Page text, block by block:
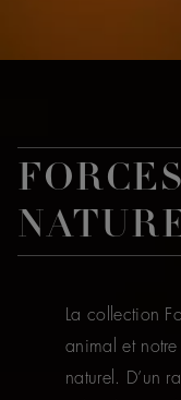
La collection
animal et
naturel. D’un